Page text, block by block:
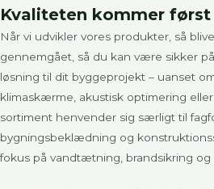
Kvaliteten kommer først
Når vi udvikler vores produkter, så
gennemgået, så du kan være sikker
løsning til dit byggeprojekt – uanset
klimaskærme, akustisk optimering
sortiment henvender sig særligt til
bygningsbeklædning og
fokus på vandtætning, brandsikring og